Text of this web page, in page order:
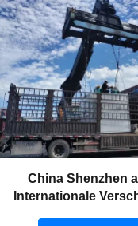
China Shenzhen
Internationale